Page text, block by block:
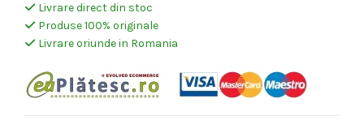
Livrare direct din stoc
Produse 100% originale
Livrare oriunde in Romania